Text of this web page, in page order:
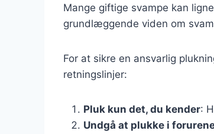
Mange giftige svampe kan
grundlæggende viden om
For at sikre en ansvarlig
retningslinjer:
Pluk kun det, du kender:
Undgå at plukke i